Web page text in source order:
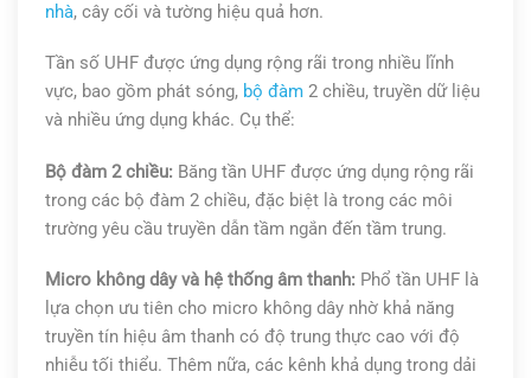
nhà, cây cối và tường hiệu quả hơn.
Tần số UHF được ứng dụng rộng rãi trong nhiều lĩnh
vực, bao gồm phát sóng, bộ đàm2 chiều, truyền dữ liệu
và nhiều ứng dụng khác. Cụ thể:
Bộ đàm 2 chiều: Băng tần UHF được ứng dụng rộng rãi
trong các bộ đàm 2 chiều, đặc biệt là trong các môi
trường yêu cầu truyền dẫn tầm ngắn đến tầm trung.
Micro không dây và hệ thống âm thanh: Phổ tần UHF là
lựa chọn ưu tiên cho micro không dây nhờ khả năng
truyền tín hiệu âm thanh có độ trung thực cao với độ
nhiễu tối thiểu. Thêm nữa, các kênh khả dụng trong dải